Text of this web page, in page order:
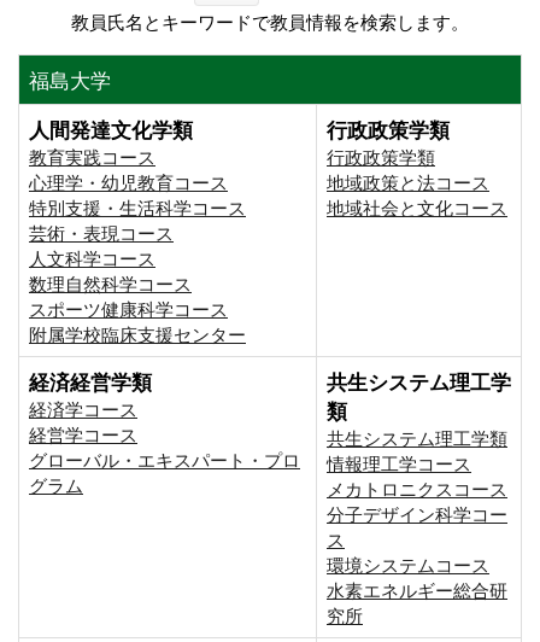
教員氏名とキーワードで教員情報を検索します。
福島大学
人間発達文化学類
教育実践コース
心理学・幼児教育コース
特別支援・生活科学コース
芸術・表現コース
人文科学コース
数理自然科学コース
スポーツ健康科学コース
附属学校臨床支援センター
行政政策学類
行政政策学類
地域政策と法コース
地域社会と文化コース
経済経営学類
経済学コース
経営学コース
グローバル・エキスパート・プロ
グラム
共生システム理工学
類
共生システム理工学類
情報理工学コース
メカトロニクスコース
分子デザイン科学コー
ス
環境システムコース
⽔素エネルギー総合研
究所